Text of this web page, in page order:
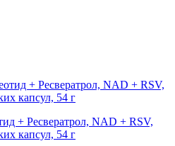
+ Ресвератрол, NAD + RSV,
капсул, 54 г